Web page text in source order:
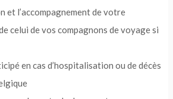
l’accompagnement de votre
celui de vos compagnons de voyage si
en cas d’hospitalisation ou de décès